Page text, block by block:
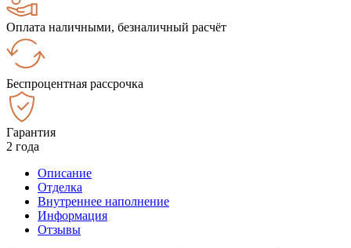
Оплата наличными, безналичный расчёт
Беспроцентная рассрочка
Гарантия
2 года
Описание
Отделка
Внутреннее наполнение
Информация
Отзывы